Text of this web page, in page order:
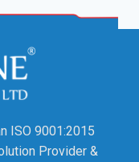
ISO 9001:2015
Provider &